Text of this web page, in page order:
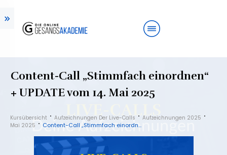
Content-Call „Stimmfach einordnen“
+ UPDATE vom 14. Mai 2025
Kursübersicht Aufzeichnungen Der Live-Calls
Aufzeichnungen 2025
Mai 2025
Content-Call „Stimmfach einordnen“ + UPDATE vom 14. Mai 2025